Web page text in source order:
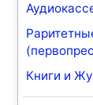
Книги и